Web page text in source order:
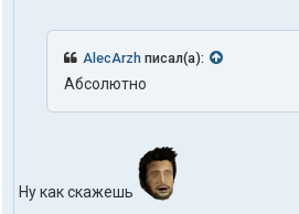
AlecArzh писал(а):
Абсолютно
Ну как скажешь